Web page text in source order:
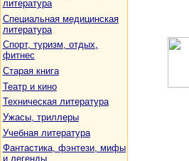
литература
Специальная медицинская
литература
Спорт, туризм, отдых,
фитнес
Старая книга
Театр и кино
Техническая литература
Ужасы, триллеры
Учебная литература
Фантастика, фэнтези, мифы
и легенды